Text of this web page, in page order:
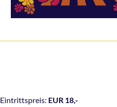
Eintrittspreis: EUR 18,-